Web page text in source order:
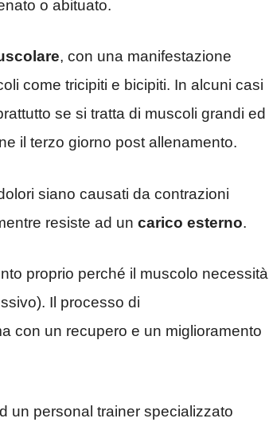
o abituato.
, con una manifestazione
come tricipiti e bicipiti. In alcuni casi
se si tratta di muscoli grandi ed
il terzo giorno post allenamento.
siano causati da contrazioni
resiste ad un carico esterno.
proprio perché il muscolo necessità
Il processo di
con un recupero e un miglioramento
un personal trainer specializzato